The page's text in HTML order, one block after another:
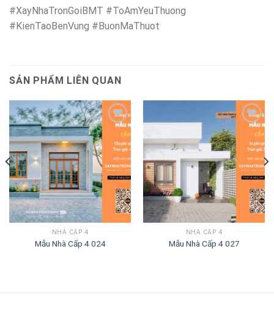
#XayNhaTronGoiBMT #ToAmYeuThuong
#KienTaoBenVung #BuonMaThuot
SẢN PHẨM LIÊN QUAN
NHÀ CẤP 4
Mẫu Nhà Cấp 4 024
NHÀ CẤP 4
Mẫu Nhà Cấp 4 027